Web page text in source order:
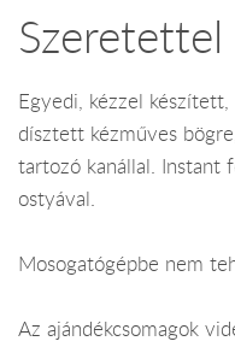
Egyedi, kézzel
dísztett kézműves
tartozó kanállal. Instant
ostyával.
Mosogatógépbe nem
Az ajándékcsomagok